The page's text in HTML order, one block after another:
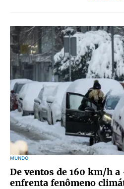
MUNDO
De ventos de 160 km/h a
enfrenta fenômeno